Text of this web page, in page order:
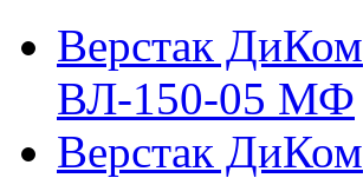
Верстак ДиКом
ВЛ-150-05 МФ
Верстак ДиКом